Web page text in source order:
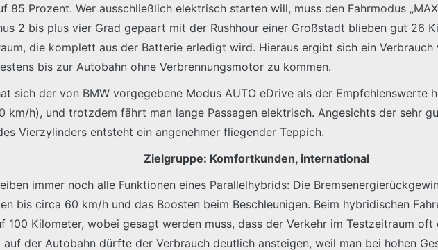
85 Prozent. Wer ausschließlich elektrisch starten will, muss den Fahrmodus
2 bis plus vier Grad gepaart mit der Rushhour einer Großstadt blieben gut 26
die komplett aus der Batterie erledigt wird. Hieraus ergibt sich ein
bis zur Autobahn ohne Verbrennungsmotor zu kommen.
sich der von BMW vorgegebene Modus AUTO eDrive als der Empfehlenswerte
km/h), und trotzdem fährt man lange Passagen elektrisch. Angesichts der sehr
Vierzylinders entsteht ein angenehmer fliegender Teppich.
Zielgruppe: Komfortkunden, international
immer noch alle Funktionen eines Parallelhybrids: Die
bis circa 60 km/h und das Boosten beim Beschleunigen. Beim hybridischen
100 Kilometer, wobei gesagt werden muss, dass der Verkehr im Testzeitraum
der Autobahn dürfte der Verbrauch deutlich ansteigen, weil man bei hohen